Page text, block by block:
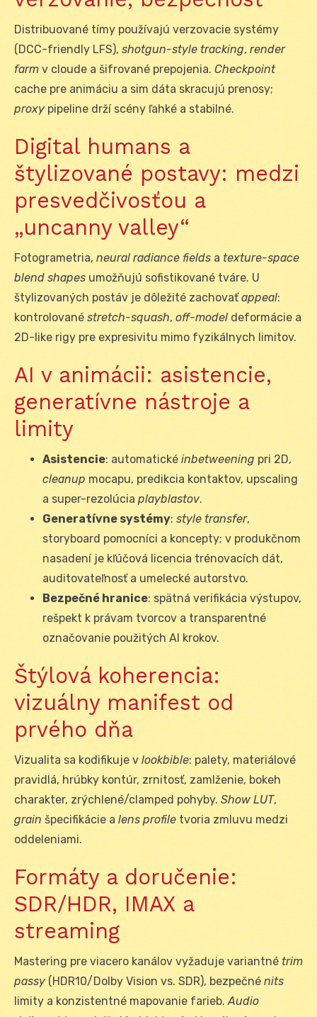
Distribuované tímy používajú verzovacie systémy
(DCC-friendly LFS), shotgun-style tracking, render
farm v cloude a šifrované prepojenia. Checkpoint
cache pre animáciu a sim dáta skracujú prenosy;
proxy pipeline drží scény ľahké a stabilné.
Digital humans a
štylizované postavy: medzi
presvedčivosťou a
„uncanny valley“
Fotogrametria, neural radiance fields a texture-space
blend shapes umožňujú sofistikované tváre. U
štylizovaných postáv je dôležité zachovaťappeal:
kontrolované stretch-squash, off-model deformácie a
2D-like rigy pre expresivitu mimo fyzikálnych limitov.
AI v animácii: asistencie,
generatívne nástroje a
limity
Asistencie: automatické inbetweening pri 2D,
cleanup mocapu, predikcia kontaktov, upscaling
a super-rezolúcia playblastov.
Generatívne systémy: style transfer,
storyboard pomocníci a koncepty; v produkčnom
nasadení je kľúčová licencia trénovacích dát,
auditovateľnosť a umelecké autorstvo.
Bezpečné hranice: spätná verifikácia výstupov,
rešpekt k právam tvorcov a transparentné
označovanie použitých AI krokov.
Štýlová koherencia:
vizuálny manifest od
prvého dňa
Vizualita sa kodifikuje v lookbible: palety, materiálové
pravidlá, hrúbky kontúr, zrnitosť, zamlženie, bokeh
charakter, zrýchlené/clamped pohyby. Show LUT,
grain špecifikácie a lens profile tvoria zmluvu medzi
oddeleniami.
Formáty a doručenie:
SDR/HDR, IMAX a
streaming
Mastering pre viacero kanálov vyžaduje variantné trim
passy (HDR10/Dolby Vision vs. SDR), bezpečné nits
limity a konzistentné mapovanie farieb.Audio